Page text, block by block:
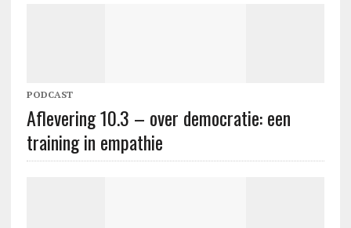
PODCAST
Aflevering 10.3 – over democratie: een
training in empathie